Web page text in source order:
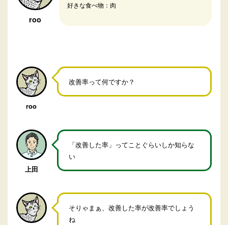
roo
好きな食べ物：肉
roo
改善率って何ですか？
上田
「改善した率」ってことぐらいしか知らな
い
そりゃまぁ、改善した率が改善率でしょう
ね